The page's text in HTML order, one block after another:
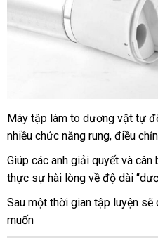
Máy tập làm to dương vật tự
nhiều chức năng rungLazada
, điều
Giúp Hàn
Quốc
các anh giải quyết shop
và cân
thực sự hài lòng về độ dài
Sau một thời gian tập luyện chợ
sẽ
muốn